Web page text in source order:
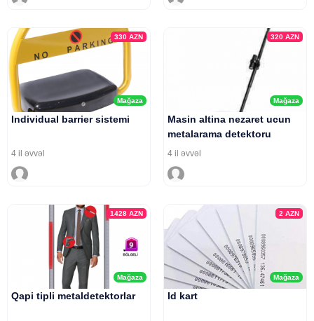
Mağaza
330AZN
Individual barrier sistemi
4 il əvvəl
Mağaza
320 AZN
Masin altina nezaret ucun
metalarama detektoru
4 il əvvəl
Mağaza
1428AZN
Qapi tipli metaldetektorlar
Mağaza
2 AZN
Id kart